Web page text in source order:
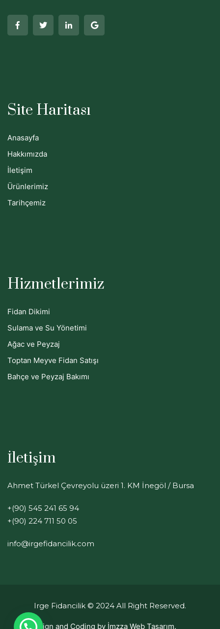
Site Haritası
Anasayfa
Hakkımızda
İletişim
Ürünlerimiz
Tarihçemiz
Hizmetlerimiz
Fidan Dikimi
Sulama ve Su Yönetimi
Ağac ve Peyzaj
Toptan Meyve Fidan Satışı
Bahçe ve Peyzaj Bakımı
İletişim
Ahmet Türkel Çevreyolu üzeri 1. KM İnegöl / Bursa
+(90) 545 241 65 94
+(90) 224 711 50 05
info@irgefidancilik.com
Irge Fidancilik © 2024 All Right Reserved.
Design and Coding by İmzza Web Tasarım.